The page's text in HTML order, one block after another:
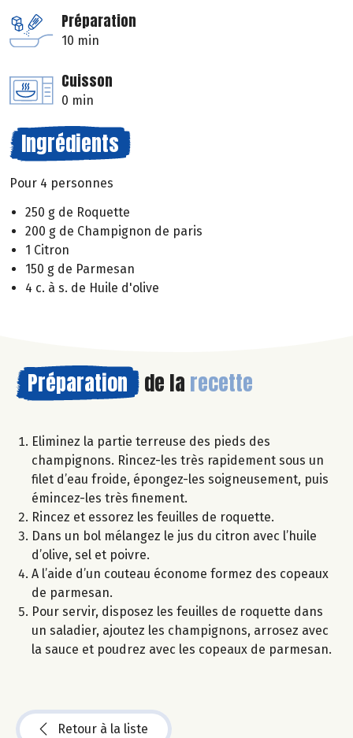
Préparation
10 min
Cuisson
0 min
Ingrédients
Pour 4 personnes
250 g de Roquette
200 g de Champignon de paris
1 Citron
150 g de Parmesan
4 c. à s. de Huile d'olive
Préparation de la recette
Eliminez la partie terreuse des pieds des
champignons. Rincez-les très rapidement sous un
filet d’eau froide, épongez-les soigneusement, puis
émincez-les très finement.
Rincez et essorez les feuilles de roquette.
Dans un bol mélangez le jus du citron avec l’huile
d’olive, sel et poivre.
A l’aide d’un couteau économe formez des copeaux
de parmesan.
Pour servir, disposez les feuilles de roquette dans
un saladier, ajoutez les champignons, arrosez avec
la sauce et poudrez avec les copeaux de parmesan.
Retour à la liste